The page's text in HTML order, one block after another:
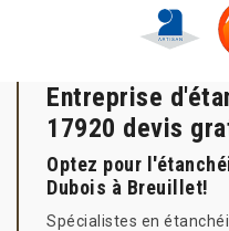
Entreprise
17920 devis
Optez pour
Dubois à Breuillet!
Spécialistes en